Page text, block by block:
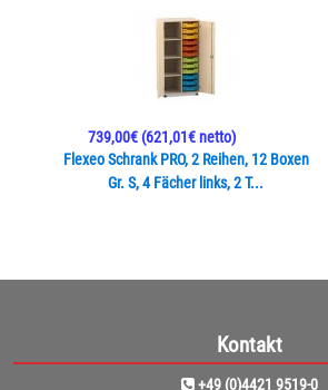
Flexeo Schrank PRO, 2 Reihen, 12 Boxen
Gr. S, 4 Fächer links, 2 T...
739,00€(621,01€ netto)
Kontakt
+49 (0)4421 9519-0